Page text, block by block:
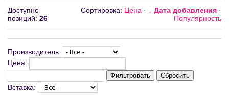
Доступно
позиций: 26
Сортировка: Цена · ↓ Дата добавления ·
Популярность
Производитель:
Цена:
Фильтровать Сбросить
Вставка: